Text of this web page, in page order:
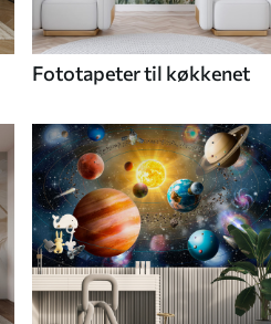
Fototapeter til køkkenet